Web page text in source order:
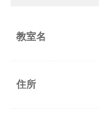
教室名
住所